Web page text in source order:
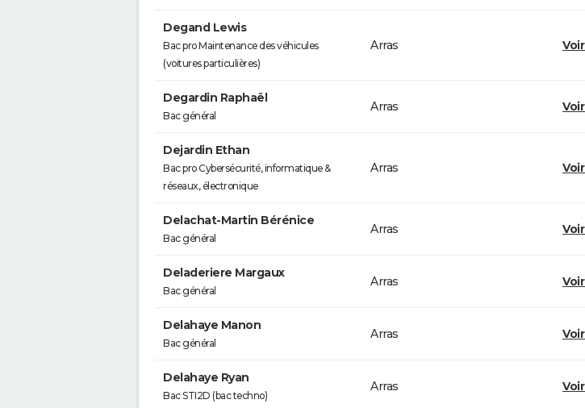
Degand Lewis
Bac pro Maintenance des véhicules
(voitures particulières)
Arras
Degardin Raphaël
Bac général
Arras
Dejardin Ethan
Bac pro Cybersécurité, informatique &
réseaux, électronique
Arras
Delachat-Martin Bérénice
Bac général
Arras
Deladeriere Margaux
Bac général
Arras
Delahaye Manon
Bac général
Arras
Delahaye Ryan
Bac STI2D (bac techno)
Arras